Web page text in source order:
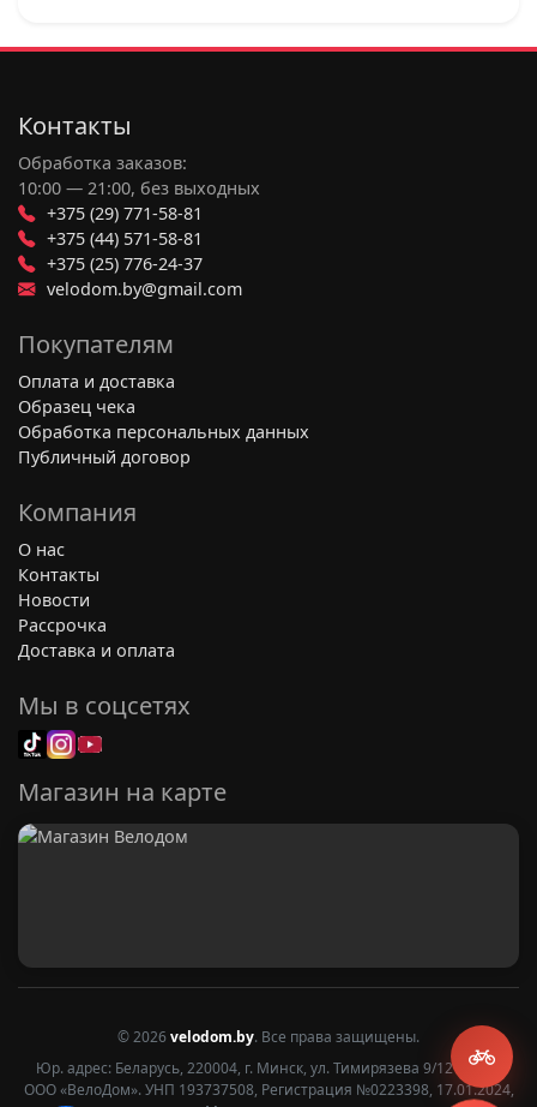
Шатуны – это, по сути, рычаги, которые крепятся
к оси каретки (центральной оси велосипеда, где
вращаются педали) и к педалям. Они бывают
разной длины и изготавливаются из различных
материалов, таких как алюминий, сталь или
карбон, что влияет на вес, прочность и
Для чего нужны шатуны в велосипеде?
Основная функция шатунов –
вращательного движения ваших ног в
крутящий момент, который затем передается
колесо. Давайте разберем это подробнее:
Передача силы:
педаль, шатун передает эту силу на ось
каретки.
своей длине, шатуны создают рычаг,
который позволяет вам с относительной
легкостью вращать педали и преодолевать
сопротивление. Чем длиннее шатун, тем
требуется для вращения, но при этом
система передних звезд (так называемая
"система шатунов" или "система"). Эти
звезды, в свою очередь, соединены цепью с
задними звездами на колесе. Вращение
шатунов приводит к вращению передних
Контакты
Обработка заказов:
10:00 — 21:00, без выходных
+375 (29) 771-58-81
+375 (44) 571-58-81
+375 (25) 776-24-37
velodom.by@gmail.com
Покупателям
Оплата и доставка
Образец чека
Обработка персональных данных
Публичный договор
Компания
О нас
Контакты
Новости
Рассрочка
Доставка и оплата
Мы в соцсетях
Магазин на карте
© 2026velodom.by. Все права защищены.
Юр. адрес: Беларусь, 220004, г. Минск, ул. Тимирязева 9/12 2 этаж
ООО «ВелоДом». УНП 193737508, Регистрация №0223398, 17.01.2024,